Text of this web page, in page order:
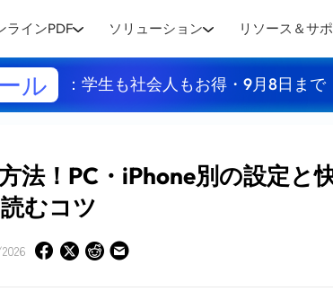
ラインPDF ソリューション リソース＆サ
ル ：学生も社会人もお得・9月8日まで
法！PC・iPhone別の設定と
むコツ